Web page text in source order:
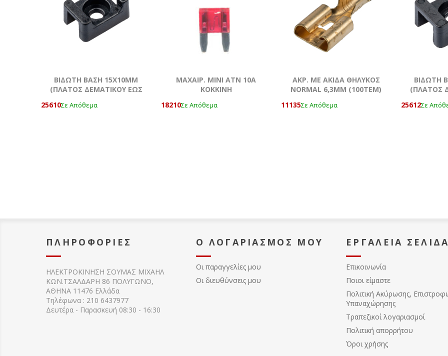
ΒΙΔΩΤΗ ΒΑΣΗ 15Χ10MM
(ΠΛΑΤΟΣ ΔΕΜΑΤΙΚΟΥ ΕΩΣ
25610Σε Απόθεμα
ΜΑΧΑΙΡ. ΜΙΝΙ ATN 10Α
ΚΟΚΚΙΝΗ
18210Σε Απόθεμα
AKΡ. ΜΕ ΑΚΙΔΑ ΘΗΛΥΚΟΣ
NORMAL 6,3ΜΜ (100ΤΕΜ)
11135Σε Απόθεμα
ΒΙΔΩΤΗ
(ΠΛΑΤΟΣ
25612Σε
ΠΛΗΡΟΦΟΡΊΕΣ
ΗΛΕΚΤΡΟΚΙΝΗΣΗ ΣΟΥΜΑΣ MIXAHΛ
ΚΩΝ.ΤΣΑΛΔΑΡΗ 86 ΠΟΛΥΓΩΝΟ,
ΑΘΗΝΑ 11476 Ελλάδα
Τηλέφωνα : 210 6437977
Δευτέρα - Παρασκευή 08:30 - 16:30
Ο ΛΟΓΑΡΙΑΣΜΌΣ ΜΟΥ
Οι παραγγελίες μου
Οι διευθύνσεις μου
ΕΡΓΑΛΕΊΑ
Επικοινωνία
Ποιοι είμαστε
Πολιτική Ακύρωσης,
Υπαναχώρησης
Τραπεζικοί λογαριασμοί
Πολιτική απορρήτου
Όροι χρήσης